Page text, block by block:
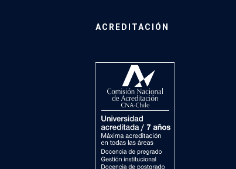
ACREDITACIÓN